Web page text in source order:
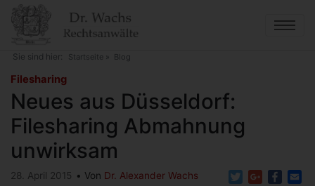
Direkt
zum
Sie sind hier: Startseite
Blog
Filesharing
Neues aus Düsseldorf:
Filesharing Abmahnung
unwirksam
TwitterGoogle+
28. April 2015 Von Dr. Alexander Wachs